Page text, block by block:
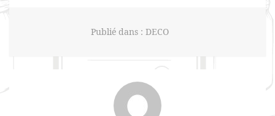
Publié dans : DECO